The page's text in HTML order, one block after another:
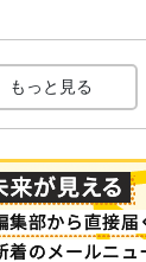
もっと見る